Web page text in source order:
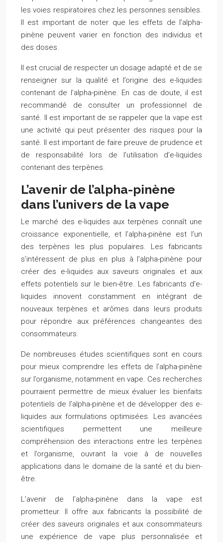
les voies respiratoires chez les personnes sensibles.
Il est important de noter que les effets de l’alpha-
pinène peuvent varier en fonction des individus et
des doses.
Il est crucial de respecter un dosage adapté et de se
renseigner sur la qualité et l’origine des e-liquides
contenant de l’alpha-pinène. En cas de doute, il est
recommandé de consulter un professionnel de
santé. Il est important de se rappeler que la vape est
une activité qui peut présenter des risques pour la
santé. Il est important de faire preuve de prudence et
de responsabilité lors de l’utilisation d’e-liquides
contenant des terpènes.
L’avenir de l’alpha-pinène
dans l’univers de la vape
Le marché des e-liquides aux terpènes connaît une
croissance exponentielle, et l’alpha-pinène est l’un
des terpènes les plus populaires. Les fabricants
s’intéressent de plus en plus à l’alpha-pinène pour
créer des e-liquides aux saveurs originales et aux
effets potentiels sur le bien-être. Les fabricants d’e-
liquides innovent constamment en intégrant de
nouveaux terpènes et arômes dans leurs produits
pour répondre aux préférences changeantes des
consommateurs.
De nombreuses études scientifiques sont en cours
pour mieux comprendre les effets de l’alpha-pinène
sur l’organisme, notamment en vape. Ces recherches
pourraient permettre de mieux évaluer les bienfaits
potentiels de l’alpha-pinène et de développer des e-
liquides aux formulations optimisées. Les avancées
scientifiques permettent une meilleure
compréhension des interactions entre les terpènes
et l’organisme, ouvrant la voie à de nouvelles
applications dans le domaine de la santé et du bien-
être.
L’avenir de l’alpha-pinène dans la vape est
prometteur. Il offre aux fabricants la possibilité de
créer des saveurs originales et aux consommateurs
une expérience de vape plus personnalisée et